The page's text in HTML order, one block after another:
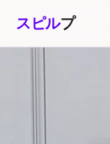
スピルプ